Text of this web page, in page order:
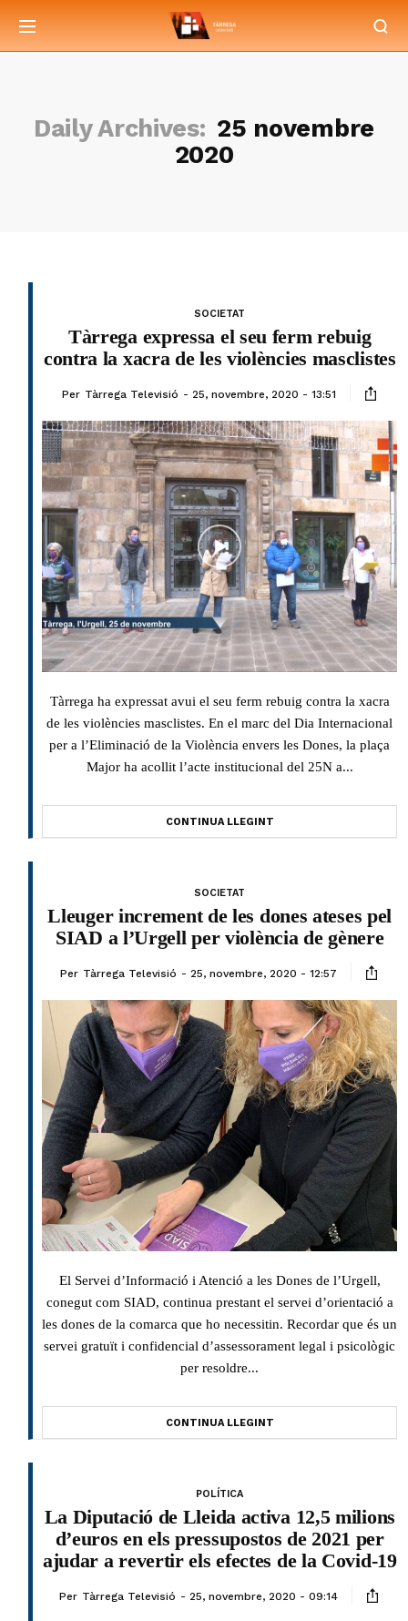
Daily Archives: 25 novembre
2020
SOCIETAT
Tàrrega expressa el seu ferm rebuig
contra la xacra de les violències masclistes
Per Tàrrega Televisió 25, novembre, 2020 - 13:51
Tàrrega ha expressat avui el seu ferm rebuig contra la xacra
de les violències masclistes. En el marc del Dia Internacional
per a l’Eliminació de la Violència envers les Dones, la plaça
Major ha acollit l’acte institucional del 25N a...
CONTINUA LLEGINT
SOCIETAT
Lleuger increment de les dones ateses pel
SIAD a l’Urgell per violència de gènere
Per Tàrrega Televisió 25, novembre, 2020 - 12:57
El Servei d’Informació i Atenció a les Dones de l’Urgell,
conegut com SIAD, continua prestant el servei d’orientació a
les dones de la comarca que ho necessitin. Recordar que és un
servei gratuït i confidencial d’assessorament legal i psicològic
per resoldre...
CONTINUA LLEGINT
POLÍTICA
La Diputació de Lleida activa 12,5 milions
d’euros en els pressupostos de 2021 per
ajudar a revertir els efectes de la Covid-19
Per Tàrrega Televisió 25, novembre, 2020 - 09:14